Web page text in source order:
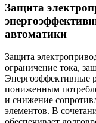
Защита
автоматики
Защита
ограничение тока,
Энергоэффективные
пониженным
и снижение
элементов. В